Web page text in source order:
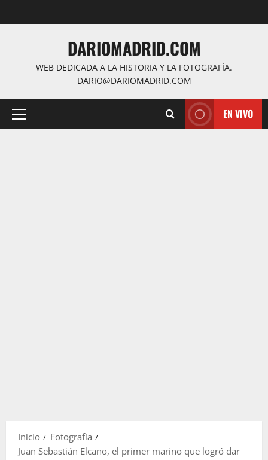
al
DARIOMADRID.COM
WEB DEDICADA A LA HISTORIA Y LA FOTOGRAFÍA.
DARIO@DARIOMADRID.COM
Menú
EN VIVO
Inicio
Fotografía
Juan Sebastián Elcano, el primer marino que logró dar